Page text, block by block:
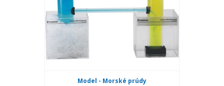
Model - Morské prúdy